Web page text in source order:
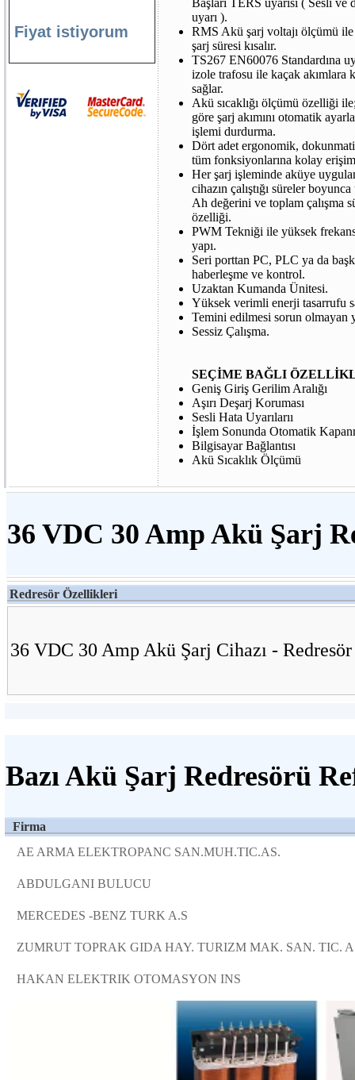
Fiyat istiyorum
Başları TERS uyarısı ( Sesli
uyarı ).
RMS Akü şarj voltajı ölçümü
şarj süresi kısalır.
TS267 EN60076 Standardına
izole trafosu ile kaçak akımlara
sağlar.
Akü sıcaklığı ölçümü özelliği
göre şarj akımını otomatik
işlemi durdurma.
Dört adet ergonomik,
tüm fonksiyonlarına kolay
Her şarj işleminde aküye
cihazın çalıştığı süreler
Ah değerini ve toplam çalışma
özelliği.
PWM Tekniği ile yüksek
yapı.
Seri porttan PC, PLC ya da
haberleşme ve kontrol.
Uzaktan Kumanda Ünitesi.
Yüksek verimli enerji tasarrufu
Temini edilmesi sorun olmayan
Sessiz Çalışma.
SEÇİME BAĞLI
Geniş Giriş Gerilim Aralığı
Aşırı Deşarj Koruması
Sesli Hata Uyarılarıı
İşlem Sonunda Otomatik
Bilgisayar Bağlantısı
Akü Sıcaklık Ölçümü
36 VDC 30 Amp Akü Şarj
Redresör Özellikleri
36 VDC 30 Amp Akü Şarj Cihazı - Redresör
Bazı Akü Şarj Redresörü
Firma
AE ARMA ELEKTROPANC SAN.MUH.TIC.AS.
ABDULGANI BULUCU
MERCEDES -BENZ TURK A.S
ZUMRUT TOPRAK GIDA HAY. TURIZM MAK. SAN. TIC.
HAKAN ELEKTRIK OTOMASYON INS